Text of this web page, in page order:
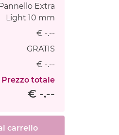
Extra
Light 10 mm
€ -.--
GRATIS
€ -.--
Prezzo totale
€ -.--
carrello